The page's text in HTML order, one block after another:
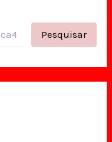
Pesquisar